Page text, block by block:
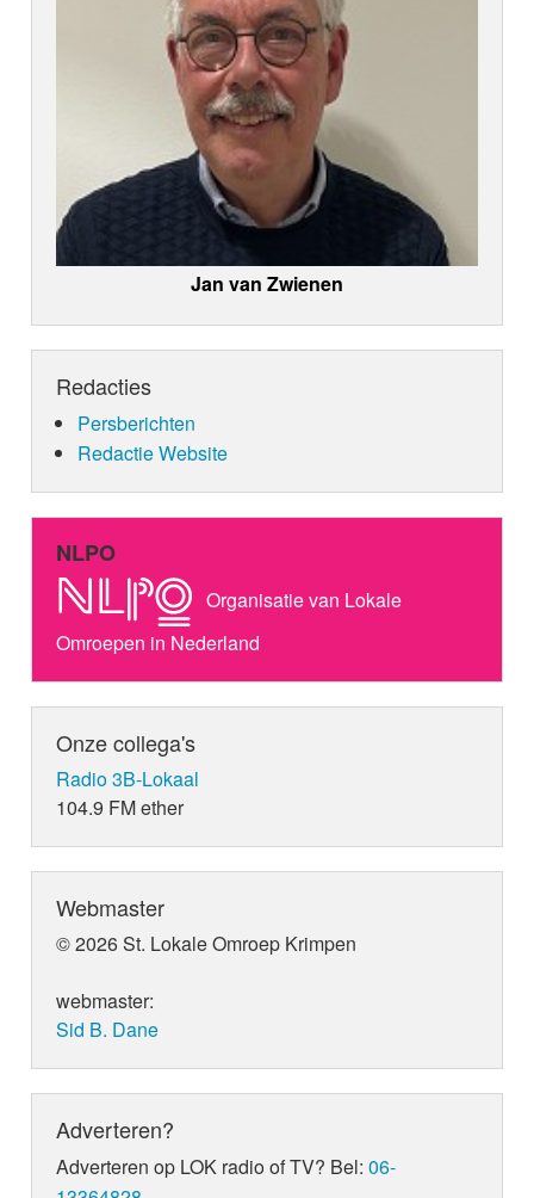
Jan van Zwienen
Redacties
Persberichten
Redactie Website
NLPO
Organisatie van Lokale
Omroepen in Nederland
Onze collega's
Radio 3B-Lokaal
104.9 FM ether
Webmaster
© 2026 St. Lokale Omroep Krimpen
webmaster:
Sid B. Dane
Adverteren?
Adverteren op LOK radio of TV? Bel:06-